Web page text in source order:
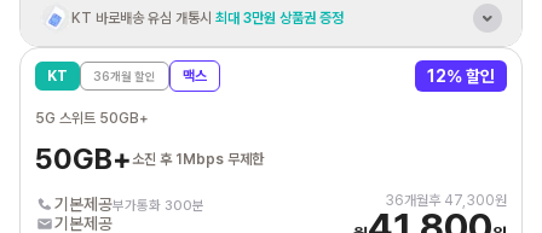
KT 바로배송 유심 개통시 최대 3만원 상품권 증정
KT 인터넷/IPTV결합시 휴대폰 요금할인
KT 36개월 할인 맥스 12% 할인
5G 스위트 50GB+
50GB+소진 후 1Mbps 무제한
기본제공부가통화 300분
기본제공
36개월후 47,300원